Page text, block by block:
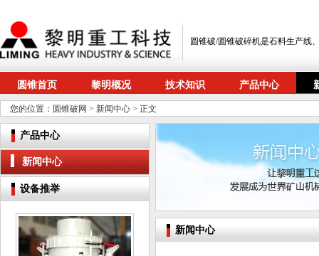
圆锥破/圆锥破碎机是石料生产线
圆锥首页 黎明概况 技术知识 产品中心
您的位置： 圆锥破网 > 新闻中心 > 正文
新闻中心
产品中心
新闻中心
设备推举